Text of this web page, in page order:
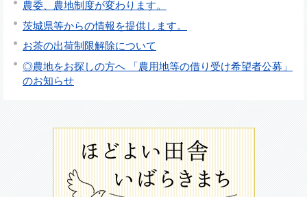
農委、農地制度が変わります。
茨城県等からの情報を提供します。
お茶の出荷制限解除について
◎農地をお探しの方へ 「農用地等の借り受け希望者公募」
のお知らせ